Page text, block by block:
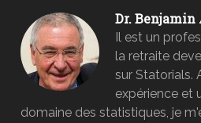
Dr. Benjamin
Il est un
la retraite
sur Statorials.
expérience et
domaine des statistiques, je